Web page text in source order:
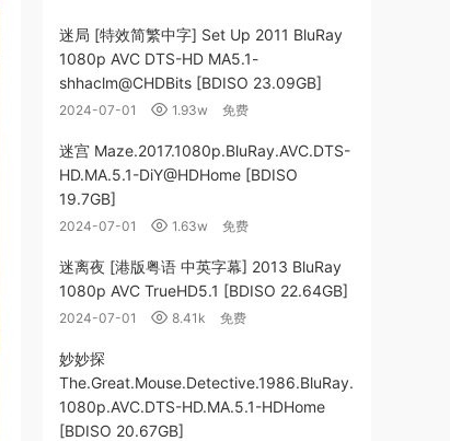
迷局 [特效简繁中字] Set Up 2011 BluRay
1080p AVC DTS-HD MA5.1-
shhaclm@CHDBits [BDISO 23.09GB]
2024-07-01 1.93w 免费
迷宫 Maze.2017.1080p.BluRay.AVC.DTS-
HD.MA.5.1-DiY@HDHome [BDISO
19.7GB]
2024-07-01 1.63w 免费
迷离夜 [港版粤语 中英字幕] 2013 BluRay
1080p AVC TrueHD5.1 [BDISO 22.64GB]
2024-07-01 8.41k 免费
妙妙探
The.Great.Mouse.Detective.1986.BluRay.
1080p.AVC.DTS-HD.MA.5.1-HDHome
[BDISO 20.67GB]